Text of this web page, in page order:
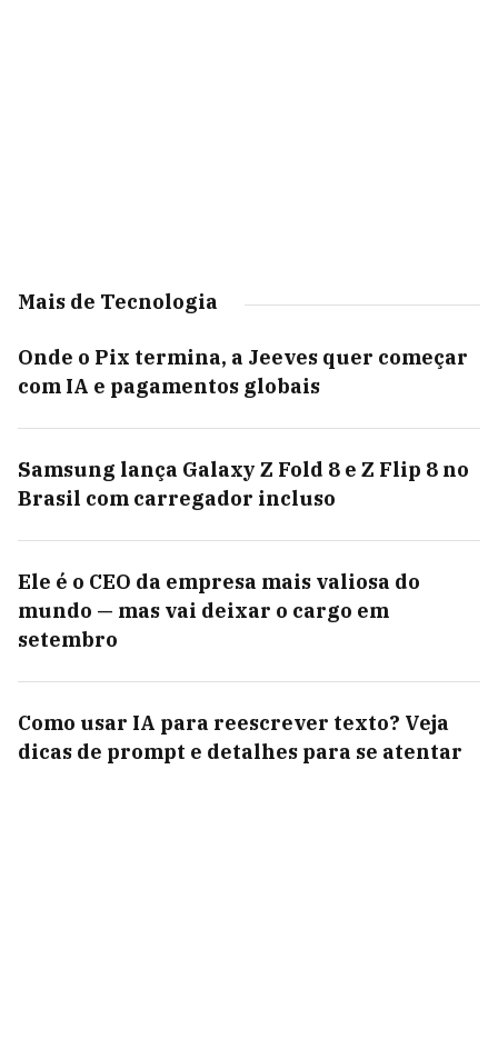
Mais de Tecnologia
Onde o Pix termina, a Jeeves quer começar
com IA e pagamentos globais
Samsung lança Galaxy Z Fold 8 e Z Flip 8 no
Brasil com carregador incluso
Ele é o CEO da empresa mais valiosa do
mundo — mas vai deixar o cargo em
setembro
Como usar IA para reescrever texto? Veja
dicas de prompt e detalhes para se atentar